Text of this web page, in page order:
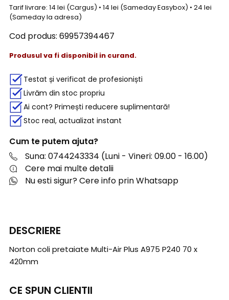
Tarif livrare: 14 lei (Cargus) • 14 lei (Sameday Easybox) • 24 lei
(Sameday la adresa)
Cod produs: 69957394467
Produsul va fi disponibil in curand.
Testat și verificat de profesioniști
Livrăm din stoc propriu
Ai cont? Primești reducere suplimentară!
Stoc real, actualizat instant
Cum te putem ajuta?
Suna: 0744243334 (Luni - Vineri: 09.00 - 16.00)
Cere mai multe detalii
Nu esti sigur? Cere info prin Whatsapp
DESCRIERE
Norton coli pretaiate Multi-Air Plus A975 P240 70 x
420mm
CE SPUN CLIENTII